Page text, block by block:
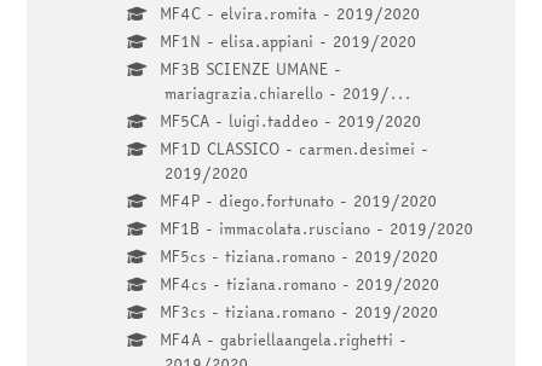
MF4C - elvira.romita - 2019/2020
MF1N - elisa.appiani - 2019/2020
MF3B SCIENZE UMANE -
mariagrazia.chiarello - 2019/...
MF5CA - luigi.taddeo - 2019/2020
MF1D CLASSICO - carmen.desimei -
2019/2020
MF4P - diego.fortunato - 2019/2020
MF1B - immacolata.rusciano - 2019/2020
MF5cs - tiziana.romano - 2019/2020
MF4cs - tiziana.romano - 2019/2020
MF3cs - tiziana.romano - 2019/2020
MF4A - gabriellaangela.righetti -